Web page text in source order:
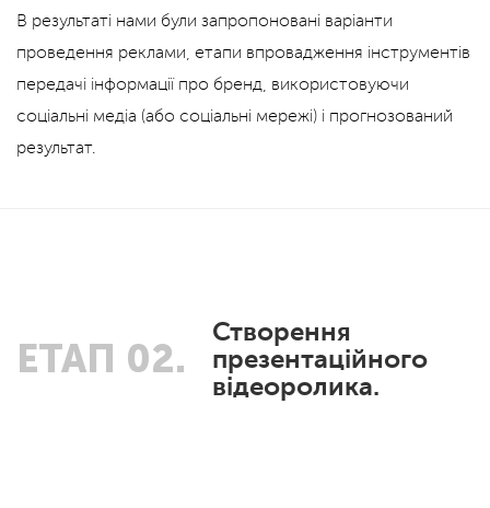
В результаті нами були запропоновані варіанти
проведення реклами, етапи впровадження інструментів
передачі інформації про бренд, використовуючи
соціальні медіа (або соціальні мережі) і прогнозований
результат.
ЕТАП 02.
Створення
презентаційного
відеоролика.